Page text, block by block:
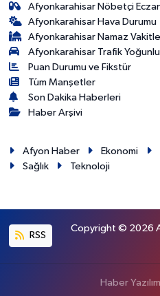
Afyonkarahisar Nöbetçi
Afyonkarahisar Hava Durumu
Afyonkarahisar Namaz
Afyonkarahisar Trafik
Puan Durumu ve Fikstür
Tüm Manşetler
Son Dakika Haberleri
Haber Arşivi
Afyon Haber Ekonomi
Sağlık
Teknoloji
RSS
Copyright © 2026
Haber